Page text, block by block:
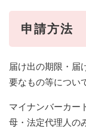
申請方法
届け出の期限・届
要なもの等につい
マイナンバーカー
母・法定代理人の